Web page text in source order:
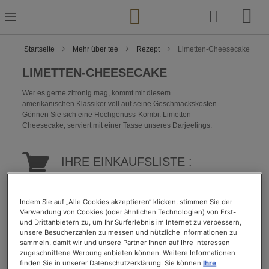
Inhalt
springen
Startseite Mehr über tee Rezept Limetten-Cheesecake
LIMETTEN-CHEESECAKE
Wer es gerne zitronig mag, kommt mit diesem
amerikanischen Klassiker voll auf seine Geschmackskosten.
Gönnen Sie sich eine Hochgenuss-Kombi: Limetten-
Cheesecake, serviert mit einer Tasse unseres Darjeelings.
IHRE EINKAUFSLISTE :
2 Limetten
250 g Ricotta
100 g Quark
50 g Mehl
3 Eier, getrennt
90 g Butter
Indem Sie auf „Alle Cookies akzeptieren“ klicken, stimmen Sie der
Verwendung von Cookies (oder ähnlichen Technologien) von Erst-
und Drittanbietern zu, um Ihr Surferlebnis im Internet zu verbessern,
unsere Besucherzahlen zu messen und nützliche Informationen zu
sammeln, damit wir und unsere Partner Ihnen auf Ihre Interessen
zugeschnittene Werbung anbieten können. Weitere Informationen
finden Sie in unserer Datenschutzerklärung. Sie könnenIhre